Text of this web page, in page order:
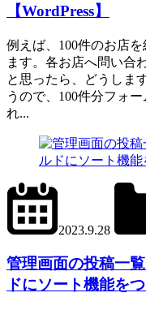
【WordPress】
例えば、100件のお店
ます。各お店へ問い合
と思ったら、どうしま
うので、100件分フォ
れ...
2023.9.28
管理画面の投稿一
ドにソート機能を